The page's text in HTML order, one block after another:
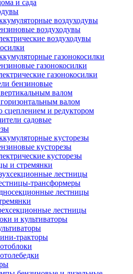
и сада
воздуходувы
воздуходувы
воздуходувы
газонокосилки
газонокосилки
газонокосилки
бензиновые
валом
валом
сцеплением и редуктором
садовые
кусторезы
кусторезы
кусторезы
и стремянки
лестницы
трансформеры
лестницы
лестницы
и культиваторы
тракторы